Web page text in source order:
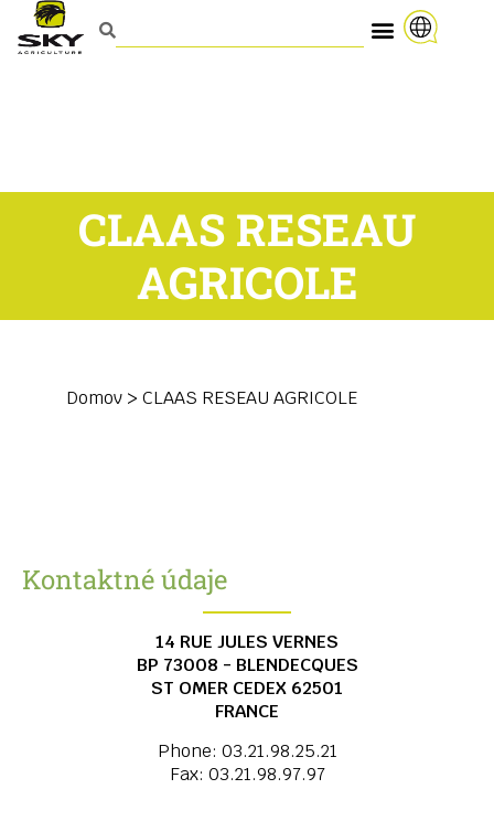
CLAAS RESEAU
AGRICOLE
Domov > CLAAS RESEAU AGRICOLE
Kontaktné údaje
14 RUE JULES VERNES
BP 73008 - BLENDECQUES
ST OMER CEDEX 62501
FRANCE
Phone: 03.21.98.25.21
Fax: 03.21.98.97.97